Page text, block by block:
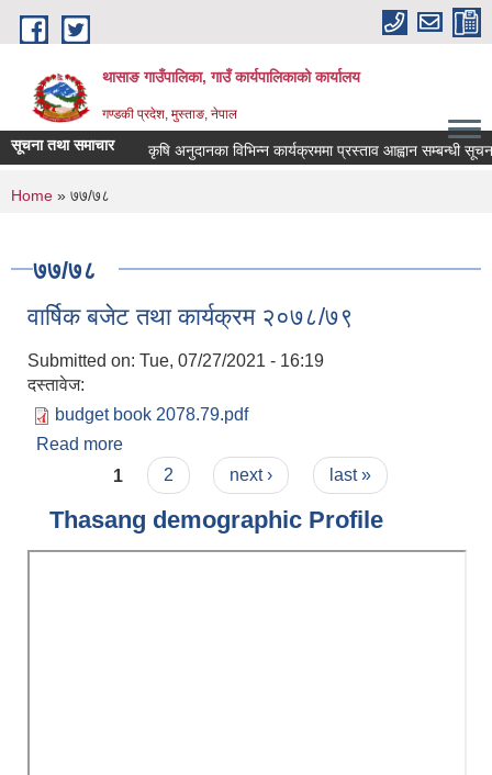
Skip to main content
थासाङ गाउँपालिका, गाउँ कार्यपालिकाको कार्यालय
गण्डकी प्रदेश, मुस्ताङ, नेपाल
सूचना तथा समाचार कृषि अनुदानका विभिन्न कार्यक्रममा प्रस्ताव आह्वान सम्बन्धी सूचना।
You are here
Home » ७७/७८
७७/७८
वार्षिक बजेट तथा कार्यक्रम २०७८/७९
Submitted on: Tue, 07/27/2021 - 16:19
दस्तावेज:
budget book 2078.79.pdf
Read more
Pages
1 2 next › last »
Thasang demographic Profile